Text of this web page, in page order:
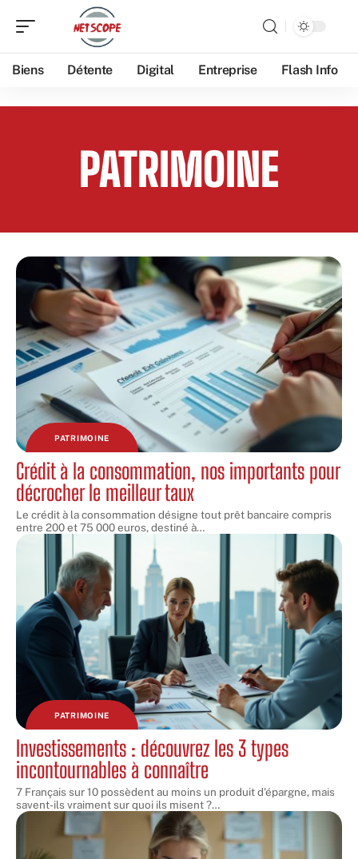
Biens Détente Digital Entreprise Flash Info
PATRIMOINE
PATRIMOINE
Crédit à la consommation, nos importants pour
décrocher le meilleur taux
Le crédit à la consommation désigne tout prêt bancaire compris
entre 200 et 75 000 euros, destiné à…
PATRIMOINE
Investissements : découvrez les 3 types
incontournables à connaître
7 Français sur 10 possèdent au moins un produit d'épargne, mais
savent-ils vraiment sur quoi ils misent ?…